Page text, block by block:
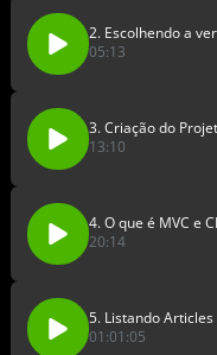
2. Escolhendo a
05:13
3. Criação do
13:10
4. O que é MVC e
20:14
5. Listando Articles
01:01:05